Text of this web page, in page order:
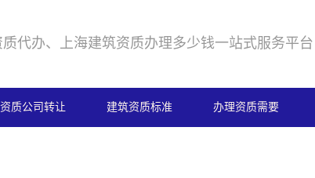
质代办、上海建筑资质办理多少钱一站式服务平台
资质公司转让 建筑资质标准 办理资质需要